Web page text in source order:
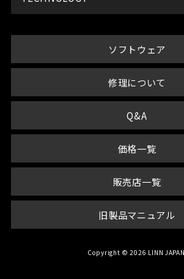
ソフトウェア
修理について
Q&A
価格一覧
販売店一覧
旧製品マニュアル
Copyright © 2026 LINN